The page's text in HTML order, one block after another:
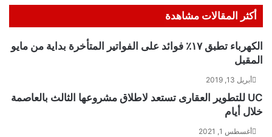
أكثر المقالات مشاهدة
الكهرباء تطبق ١٧٪ فوائد على الفواتير المتأخرة بداية من مايو
المقبل
أبريل 13, 2019
UC للتطوير العقارى تستعد لاطلاق مشروعها الثالث بالعاصمة
خلال أيام
أغسطس 1, 2021